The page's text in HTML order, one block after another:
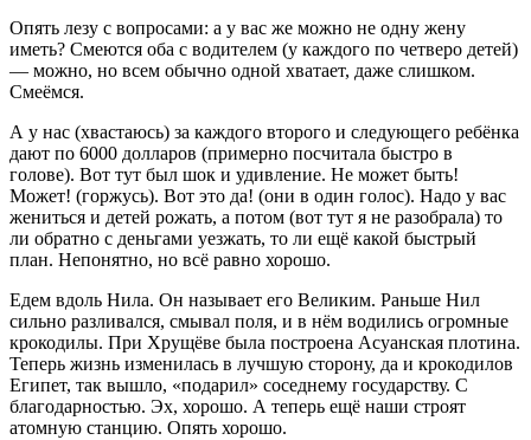
Опять лезу с вопросами: а у вас же можно не одну жену
иметь? Смеются оба с водителем (у каждого по четверо детей)
— можно, но всем обычно одной хватает, даже слишком.
Смеёмся.
А у нас (хвастаюсь) за каждого второго и следующего ребёнка
дают по 6000 долларов (примерно посчитала быстро в
голове). Вот тут был шок и удивление. Не может быть!
Может! (горжусь). Вот это да! (они в один голос). Надо у вас
жениться и детей рожать, а потом (вот тут я не разобрала) то
ли обратно с деньгами уезжать, то ли ещё какой быстрый
план. Непонятно, но всё равно хорошо.
Едем вдоль Нила. Он называет его Великим. Раньше Нил
сильно разливался, смывал поля, и в нём водились огромные
крокодилы. При Хрущёве была построена Асуанская плотина.
Теперь жизнь изменилась в лучшую сторону, да и крокодилов
Египет, так вышло, «подарил» соседнему государству. С
благодарностью. Эх, хорошо. А теперь ещё наши строят
атомную станцию. Опять хорошо.